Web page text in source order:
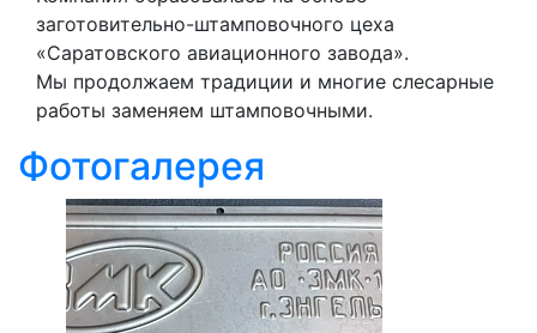
заготовительно-штамповочного цеха
«Саратовского авиационного завода».
Мы продолжаем традиции и многие слесарные
работы заменяем штамповочными.
Фотогалерея